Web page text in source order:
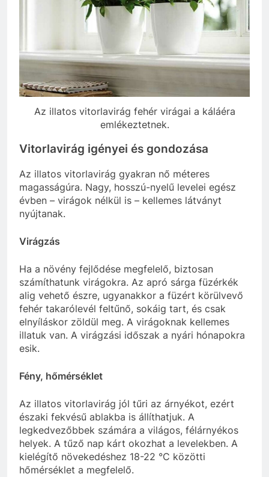
Az illatos vitorlavirág fehér virágai a káláéra
emlékeztetnek.
Vitorlavirág igényei és gondozása
Az illatos vitorlavirág gyakran nő méteres
magasságúra. Nagy, hosszú-nyelű levelei egész
évben – virágok nélkül is – kellemes látványt
nyújtanak.
Virágzás
Ha a növény fejlődése megfelelő, biztosan
számíthatunk virágokra. Az apró sárga füzérkék
alig vehető észre, ugyanakkor a füzért körülvevő
fehér takarólevél feltűnő, sokáig tart, és csak
elnyíláskor zöldül meg. A virágoknak kellemes
illatuk van. A virágzási időszak a nyári hónapokra
esik.
Fény, hőmérséklet
Az illatos vitorlavirág jól tűri az árnyékot, ezért
északi fekvésű ablakba is állíthatjuk. A
legkedvezőbbek számára a világos, félárnyékos
helyek. A tűző nap kárt okozhat a levelekben. A
kielégítő növekedéshez 18-22 °C közötti
hőmérséklet a megfelelő.